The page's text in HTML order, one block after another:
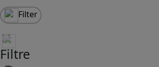
Filter
Filtre